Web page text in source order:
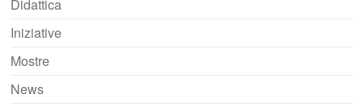
Didattica
Iniziative
Mostre
News